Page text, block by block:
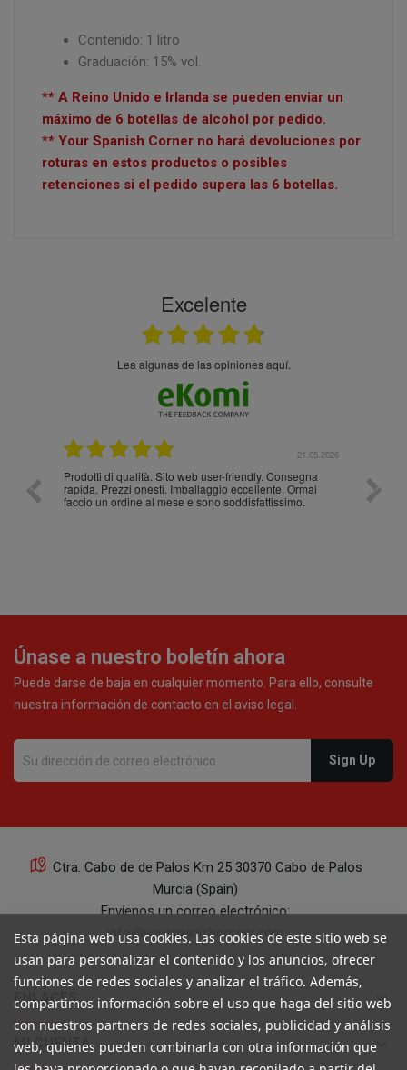
Contenido: 1 litro
Graduación: 15% vol.
** A Reino Unido e Irlanda se pueden enviar un
máximo de 6 botellas de alcohol por pedido.
** Your Spanish Corner no hará devoluciones por
roturas en estos productos o posibles
retenciones si el pedido supera las 6 botellas.
Excelente
Lea algunas de las opiniones aquí.
21.05.2026
Prodotti di qualità. Sito web user-friendly. Consegna
rapida. Prezzi onesti. Imballaggio eccellente. Ormai
faccio un ordine al mese e sono soddisfattissimo.
10/10
Únase a nuestro boletín ahora
Puede darse de baja en cualquier momento. Para ello, consulte
nuestra información de contacto en el aviso legal.
Ctra. Cabo de de Palos Km 25 30370 Cabo de Palos
Murcia (Spain)
Envíenos un correo electrónico:
info@yourspanishcorner.com
+34 647 29 98 21 de 9 a 14:30
ENLACES keyboard_arrow_down
MI CUENTA keyboard_arrow_down
Esta página web usa cookies. Las cookies de este sitio web se
usan para personalizar el contenido y los anuncios, ofrecer
funciones de redes sociales y analizar el tráfico. Además,
compartimos información sobre el uso que haga del sitio web
con nuestros partners de redes sociales, publicidad y análisis
web, quienes pueden combinarla con otra información que